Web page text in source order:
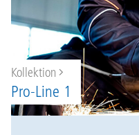
Kollektion
Pro-Line 1